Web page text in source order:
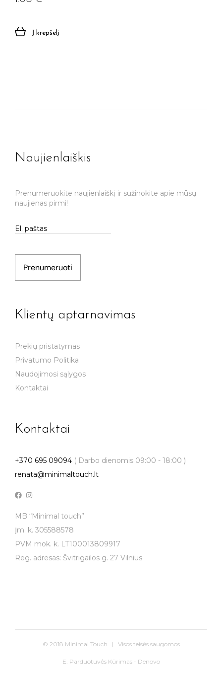
Į krepšelį
Naujienlaiškis
Prenumeruokite naujienlaiškį ir sužinokite apie mūsų
naujienas pirmi!
Prenumeruoti
Klientų aptarnavimas
Prekių pristatymas
Privatumo Politika
Naudojimosi sąlygos
Kontaktai
Kontaktai
+370 695 09094 ( Darbo dienomis 09:00 - 18:00 )
renata@minimaltouch.lt
MB “Minimal touch”
Įm. k. 305588578
PVM mok. k. LT100013809917
Reg. adresas: Švitrigailos g. 27 Vilnius
© 2018 Minimal Touch | Visos teisės saugomos
E. Parduotuvės Kūrimas - Denovo